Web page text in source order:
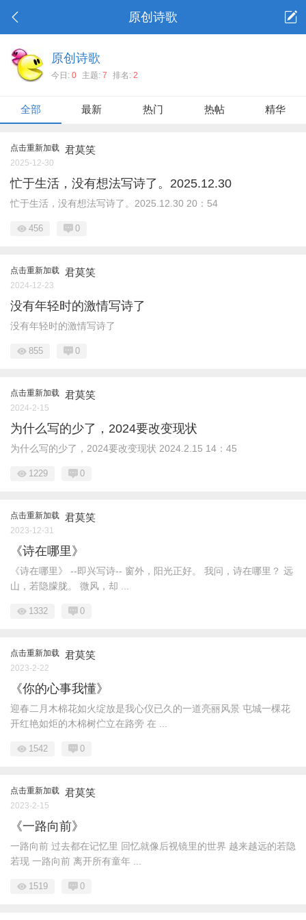
原创诗歌
原创诗歌
今日: 0 主题: 7 排名: 2
全部 最新 热门 热帖 精华
点击重新加载 君莫笑
2025-12-30
忙于生活，没有想法写诗了。2025.12.30
忙于生活，没有想法写诗了。2025.12.30 20：54
456 0
点击重新加载 君莫笑
2024-12-23
没有年轻时的激情写诗了
没有年轻时的激情写诗了
855 0
点击重新加载 君莫笑
2024-2-15
为什么写的少了，2024要改变现状
为什么写的少了，2024要改变现状 2024.2.15 14：45
1229 0
点击重新加载 君莫笑
2023-12-31
《诗在哪里》
《诗在哪里》 --即兴写诗-- 窗外，阳光正好。 我问，诗在哪里？ 远
山，若隐朦胧。 微风，却 ...
1332 0
点击重新加载 君莫笑
2023-2-22
《你的心事我懂》
迎春二月木棉花如火绽放是我心仪已久的一道亮丽风景 屯城一棵花
开红艳如炬的木棉树伫立在路旁 在 ...
1542 0
点击重新加载 君莫笑
2023-2-15
《一路向前》
一路向前 过去都在记忆里 回忆就像后视镜里的世界 越来越远的若隐
若现 一路向前 离开所有童年 ...
1519 0